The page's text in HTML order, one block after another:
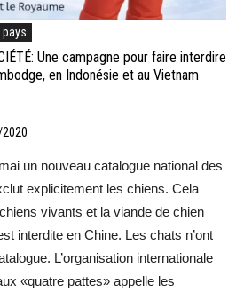
Une campagne pour faire interdire
en Indonésie et au Vietnam
un nouveau catalogue national des
explicitement les chiens. Cela
vivants et la viande de chien
interdite en Chine. Les chats n’ont
L’organisation internationale
«quatre pattes» appelle les